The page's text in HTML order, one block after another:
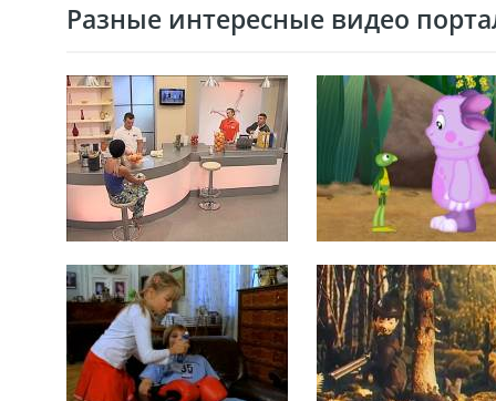
Разные интересные видео